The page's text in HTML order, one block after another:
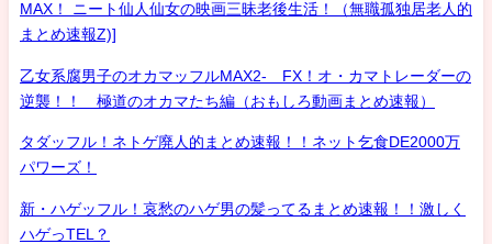
MAX！ ニート仙人仙女の映画三昧老後生活！（無職孤独居老人的
まとめ速報Z)]
乙女系腐男子のオカマッフルMAX2- FX！オ・カマトレーダーの
逆襲！！ 極道のオカマたち編（おもしろ動画まとめ速報）
タダッフル！ネトゲ廃人的まとめ速報！！ネット乞食DE2000万
パワーズ！
新・ハゲッフル！哀愁のハゲ男の髪ってるまとめ速報！！激しく
ハゲっTEL？